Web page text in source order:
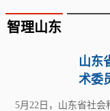
智理山东
山东
术委
5月22日，山东省社会